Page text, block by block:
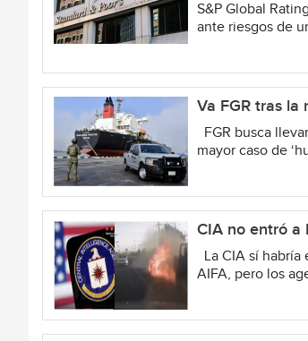
S&P Global
ante riesgos de
Va FGR tras la
FGR busca
mayor caso de
CIA no entró a
La CIA sí habría
AIFA, pero los